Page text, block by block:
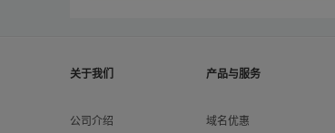
关于我们
公司介绍
产品与服务
域名优惠